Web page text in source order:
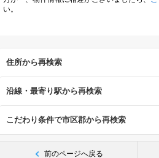
い。
住所から再検索
沿線・最寄り駅から再検索
こだわり条件で市区郡から再検索
前のページへ戻る